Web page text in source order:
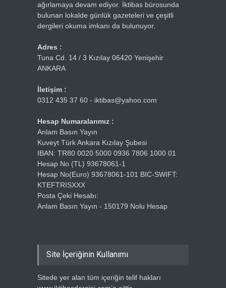
ağırlamaya devam ediyor. İktibas bürosunda
bulunan lokalde günlük gazeteleri ve çeşitli
dergileri okuma imkanı da bulunuyor.
Adres :
Tuna Cd. 14 / 3 Kızılay 06420 Yenişehir
ANKARA
İletişim :
0312 435 37 60 - iktibas@yahoo.com
Hesap Numaralarımız :
Anlam Basın Yayın
Kuveyt Türk Ankara Kızılay Şubesi
IBAN: TR80 0020 5000 0936 7806 1000 01
Hesap No (TL) 93678061-1
Hesap No(Euro) 93678061-101 BIC-SWIFT:
KTEFTRISXXX
Posta Çeki Hesabı:
Anlam Basın Yayın - 150179 Nolu Hesap
Site İçeriğinin Kullanımı
Sitede yer alan tüm içeriğin telif hakları